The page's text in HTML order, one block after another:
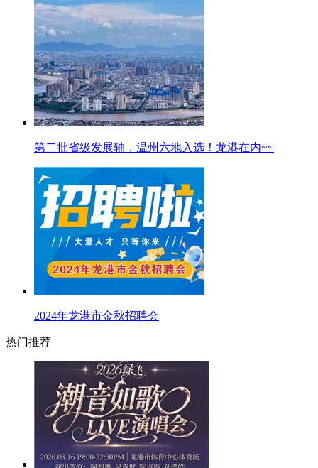
第二批省级发展轴，温州六地入选！龙港在内~~
2024年龙港市金秋招聘会
热门推荐